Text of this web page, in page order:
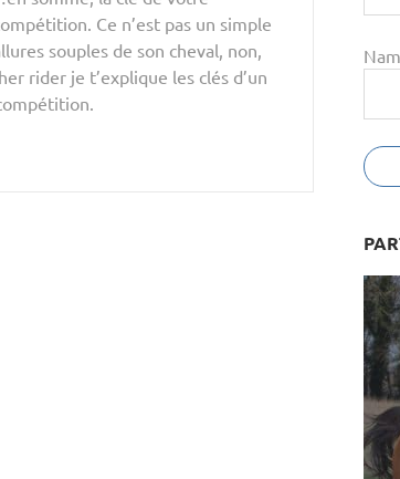
Ce n’est pas un simple
souples de son cheval, non,
rider je t’explique les clés d’un